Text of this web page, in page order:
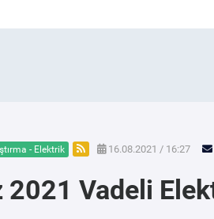
- Elektrik 16.08.2021 / 16:27
Vadeli